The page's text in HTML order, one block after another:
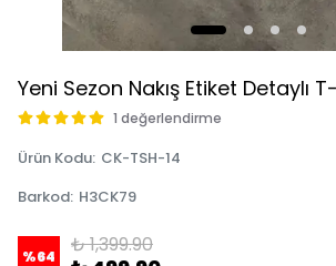
Yeni Sezon Nakış Etiket Detaylı
1 değerlendirme
Ürün Kodu: CK-TSH-14
Barkod: H3CK79
%64 ₺ 1,399.90